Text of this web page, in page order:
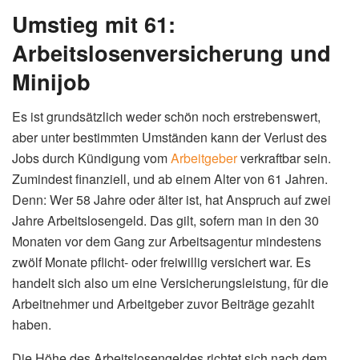
Umstieg mit 61:
Arbeitslosenversicherung und
Minijob
Es ist grundsätzlich weder schön noch erstrebenswert,
aber unter bestimmten Umständen kann der Verlust des
Jobs durch Kündigung vomArbeitgeberverkraftbar sein.
Zumindest finanziell, und ab einem Alter von 61 Jahren.
Denn: Wer 58 Jahre oder älter ist, hat Anspruch auf zwei
Jahre Arbeitslosengeld. Das gilt, sofern man in den 30
Monaten vor dem Gang zur Arbeitsagentur mindestens
zwölf Monate pflicht- oder freiwillig versichert war. Es
handelt sich also um eine Versicherungsleistung, für die
Arbeitnehmer und Arbeitgeber zuvor Beiträge gezahlt
haben.